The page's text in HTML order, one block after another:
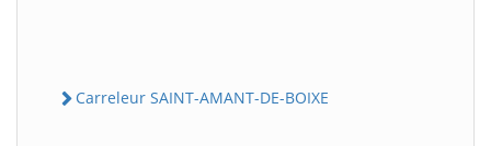
Carreleur SAINT-AMANT-DE-BOIXE